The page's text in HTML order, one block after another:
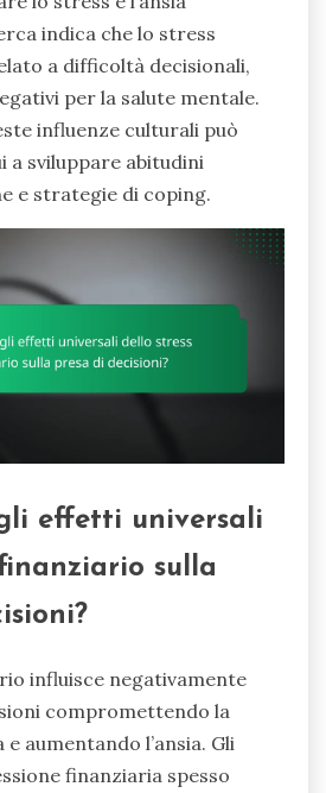
indica che lo stress
a difficoltà decisionali,
per la salute mentale.
influenze culturali può
a sviluppare abitudini
e strategie di coping.
effetti universali
sulla
influisce negativamente
compromettendo la
aumentando l’ansia. Gli
finanziaria spesso